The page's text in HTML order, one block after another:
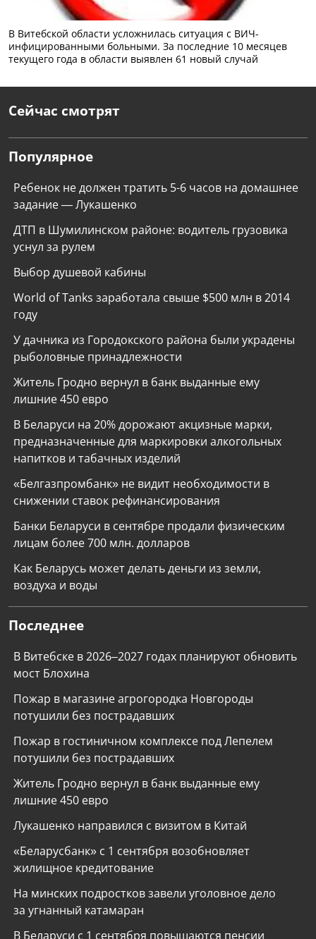
В Витебской области усложнилась ситуация с ВИЧ-
инфицированными больными. За последние 10 месяцев
текущего года в области выявлен 61 новый случай
Сейчас смотрят
Популярное
Ребенок не должен тратить 5-6 часов на домашнее
задание — Лукашенко
ДТП в Шумилинском районе: водитель грузовика
уснул за рулем
Выбор душевой кабины
World of Tanks заработала свыше $500 млн в 2014
году
У дачника из Городокского района были украдены
рыболовные принадлежности
Житель Гродно вернул в банк выданные ему
лишние 450 евро
В Беларуси на 20% дорожают акцизные марки,
предназначенные для маркировки алкогольных
напитков и табачных изделий
«Белгазпромбанк» не видит необходимости в
снижении ставок рефинансирования
Банки Беларуси в сентябре продали физическим
лицам более 700 млн. долларов
Как Беларусь может делать деньги из земли,
воздуха и воды
Последнее
В Витебске в 2026–2027 годах планируют обновить
мост Блохина
Пожар в магазине агрогородка Новгороды
потушили без пострадавших
Пожар в гостиничном комплексе под Лепелем
потушили без пострадавших
Житель Гродно вернул в банк выданные ему
лишние 450 евро
Лукашенко направился с визитом в Китай
«Беларусбанк» с 1 сентября возобновляет
жилищное кредитование
На минских подростков завели уголовное дело
за угнанный катамаран
В Беларуси с 1 сентября повышаются пенсии